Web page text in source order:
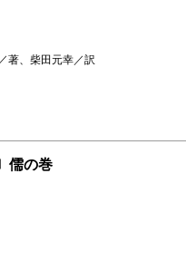
著、柴田元幸／訳
儒の巻